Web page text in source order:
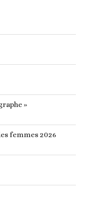
»
femmes 2026